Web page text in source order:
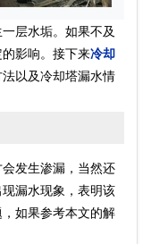
层水垢。如果不及
影响。接下来冷却
以及冷却塔漏水情
发生渗漏，当然还
漏水现象，表明该
如果参考本文的解